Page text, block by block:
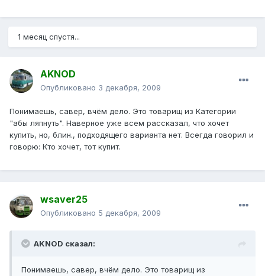
1 месяц спустя...
AKNOD
Опубликовано 3 декабря, 2009
Понимаешь, савер, вчём дело. Это товарищ из Категории
"абы ляпнуть". Наверное уже всем рассказал, что хочет
купить, но, блин., подходящего варианта нет. Всегда говорил и
говорю: Кто хочет, тот купит.
wsaver25
Опубликовано 5 декабря, 2009
AKNOD сказал:
Понимаешь, савер, вчём дело. Это товарищ из